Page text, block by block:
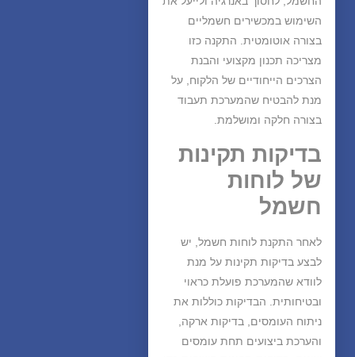
השימוש במכשירים חשמליים
בצורה אוטומטית. התקנה כזו
מצריכה תכנון מקצועי והבנת
הצרכים הייחודיים של הלקוח, על
מנת להבטיח שהמערכת תעבוד
בצורה חלקה ומושלמת.
בדיקות תקינות
של לוחות
חשמל
לאחר התקנת לוחות חשמל, יש
לבצע בדיקות תקינות על מנת
לוודא שהמערכת פועלת כראוי
ובטיחותית. הבדיקות כוללות את
ניתוח העומסים, בדיקות ארקה,
והערכת ביצועים תחת עומסים